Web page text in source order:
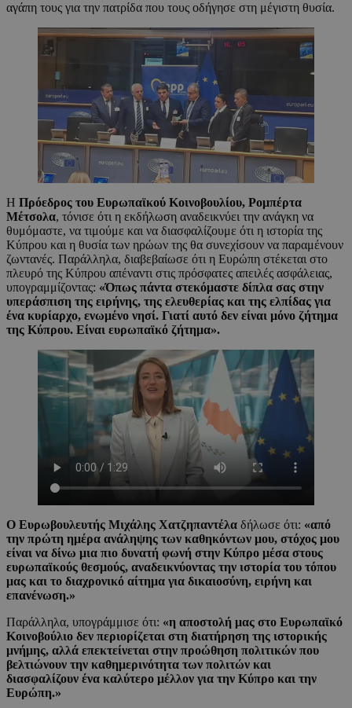
αγάπη τους για την πατρίδα που τους οδήγησε στη μέγιστη θυσία.
Η Πρόεδρος του Ευρωπαϊκού Κοινοβουλίου, Ρομπέρτα
Μέτσολα, τόνισε ότι η εκδήλωση αναδεικνύει την ανάγκη να
θυμόμαστε, να τιμούμε και να διασφαλίζουμε ότι η ιστορία της
Κύπρου και η θυσία των ηρώων της θα συνεχίσουν να παραμένουν
ζωντανές. Παράλληλα, διαβεβαίωσε ότι η Ευρώπη στέκεται στο
πλευρό της Κύπρου απέναντι στις πρόσφατες απειλές ασφάλειας,
υπογραμμίζοντας: «Όπως πάντα στεκόμαστε δίπλα σας στην
υπεράσπιση της ειρήνης, της ελευθερίας και της ελπίδας για
ένα κυρίαρχο, ενωμένο νησί. Γιατί αυτό δεν είναι μόνο ζήτημα
της Κύπρου. Είναι ευρωπαϊκό ζήτημα».
Ο Ευρωβουλευτής Μιχάλης Χατζηπαντέλα δήλωσε ότι: «από
την πρώτη ημέρα ανάληψης των καθηκόντων μου, στόχος μου
είναι να δίνω μια πιο δυνατή φωνή στην Κύπρο μέσα στους
ευρωπαϊκούς θεσμούς, αναδεικνύοντας την ιστορία του τόπου
μας και το διαχρονικό αίτημα για δικαιοσύνη, ειρήνη και
επανένωση.»
Παράλληλα, υπογράμμισε ότι: «η αποστολή μας στο Ευρωπαϊκό
Κοινοβούλιο δεν περιορίζεται στη διατήρηση της ιστορικής
μνήμης, αλλά επεκτείνεται στην προώθηση πολιτικών που
βελτιώνουν την καθημερινότητα των πολιτών και
διασφαλίζουν ένα καλύτερο μέλλον για την Κύπρο και την
Ευρώπη.»